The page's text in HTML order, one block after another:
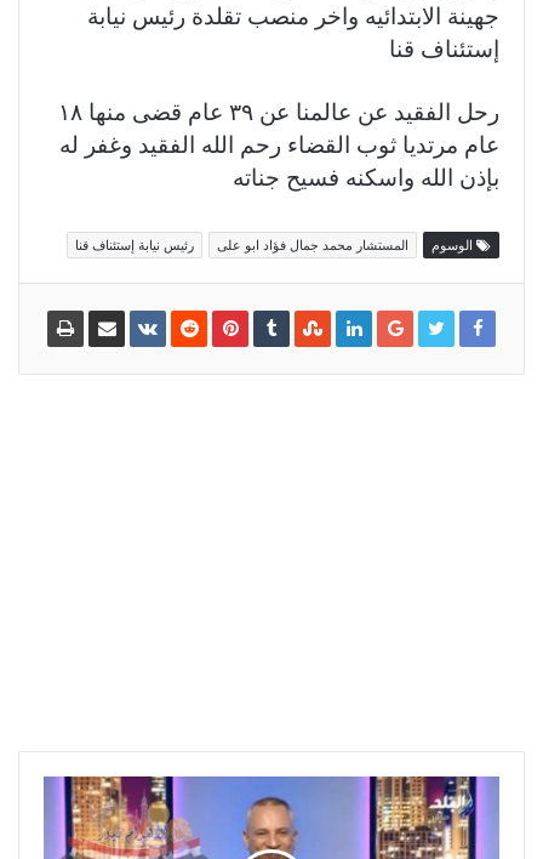
جهينة الابتدائيه واخر منصب تقلدة رئيس نيابة
إستئناف قنا
رحل الفقيد عن عالمنا عن ٣٩ عام قضى منها ١٨
عام مرتديا ثوب القضاء رحم الله الفقيد وغفر له
بإذن الله واسكنه فسيح جناته
الوسوم المستشار محمد جمال فؤاد ابو على رئيس نيابة إستئناف قنا